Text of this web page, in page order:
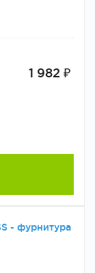
1 982 ₽
- фурнитура